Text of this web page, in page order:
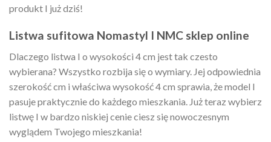
produkt I już dziś!
Listwa sufitowa Nomastyl I NMC sklep online
Dlaczego listwa I o wysokości 4 cm jest tak czesto
wybierana? Wszystko rozbija się o wymiary. Jej odpowiednia
szerokość cm i właściwa wysokość 4 cm sprawia, że model I
pasuje praktycznie do każdego mieszkania. Już teraz wybierz
listwę I w bardzo niskiej cenie ciesz się nowoczesnym
wyglądem Twojego mieszkania!